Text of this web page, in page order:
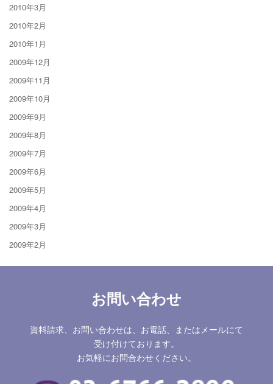
2010年3月
2010年2月
2010年1月
2009年12月
2009年11月
2009年10月
2009年9月
2009年8月
2009年7月
2009年6月
2009年5月
2009年4月
2009年3月
2009年2月
お問い合わせ
資料請求、お問い合わせは、お電話、またはメールにて
受け付けております。
お気軽にお問合わせください。